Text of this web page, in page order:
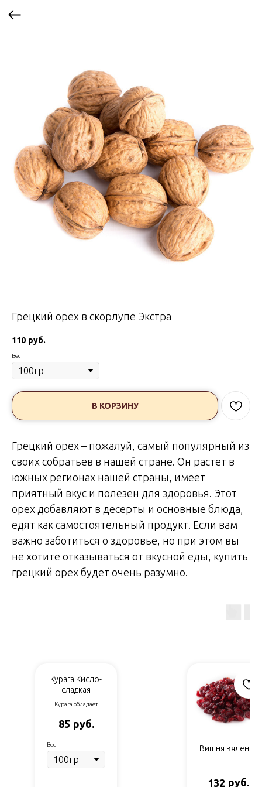
Грецкий орех в скорлупе Экстра
110 руб.
Вес
В КОРЗИНУ
Грецкий орех – пожалуй, самый популярный из
своих собратьев в нашей стране. Он растет в
южных регионах нашей страны, имеет
приятный вкус и полезен для здоровья. Этот
орех добавляют в десерты и основные блюда,
едят как самостоятельный продукт. Если вам
важно заботиться о здоровье, но при этом вы
не хотите отказываться от вкусной еды, купить
грецкий орех будет очень разумно.
Курага Кисло-
сладкая
Курага обладает
вкусом. Благодаря
своему составу
влияние на организм
человека, а именно:
85 руб.
Вес Вишня вяленая
132 руб.